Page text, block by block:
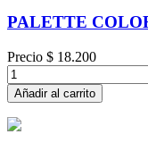
PALETTE
Precio $ 18.200
Añadir al carrito